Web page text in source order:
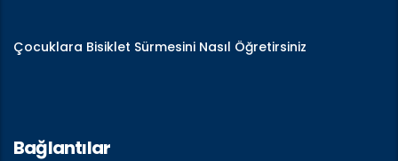
Çocuklara Bisiklet Sürmesini Nasıl Öğretirsiniz
Bağlantılar